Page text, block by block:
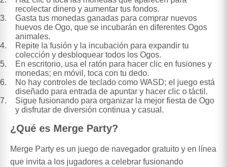
recolectar dinero y aumentar tus fondos.
Gasta tus monedas ganadas para comprar nuevos
huevos de Ogo, que se incubarán en diferentes Ogos
animales.
Repite la fusión y la incubación para expandir tu
colección y desbloquear todos los Ogos.
En escritorio, usa el ratón para hacer clic en fusiones y
monedas; en móvil, toca con tu dedo.
No hay controles de teclado como WASD; el juego está
diseñado para entrada de apuntar y hacer clic o táctil.
Sigue fusionando para organizar la mejor fiesta de Ogo
y disfrutar de diversión continua y casual.
¿Qué es Merge Party?
Merge Party es un juego de navegador gratuito y en línea
que invita a los jugadores a celebrar fusionando